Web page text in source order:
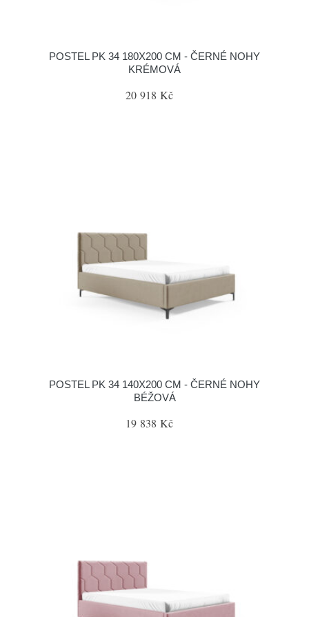
POSTEL PK 34 180X200 CM - ČERNÉ NOHY
KRÉMOVÁ
20 918 Kč
POSTEL PK 34 140X200 CM - ČERNÉ NOHY
BÉŽOVÁ
19 838 Kč